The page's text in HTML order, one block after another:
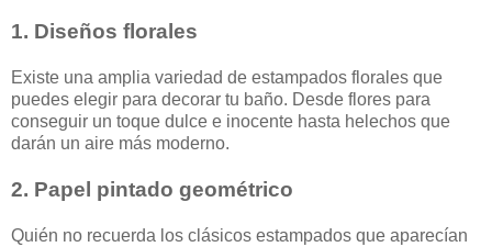
1. Diseños florales
Existe una amplia variedad de estampados florales que
puedes elegir para decorar tu baño. Desde flores para
conseguir un toque dulce e inocente hasta helechos que
darán un aire más moderno.
2. Papel pintado geométrico
Quién no recuerda los clásicos estampados que aparecían